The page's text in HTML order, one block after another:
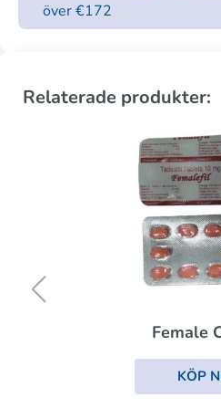
över €172
Relaterade produkter:
Female
KÖP